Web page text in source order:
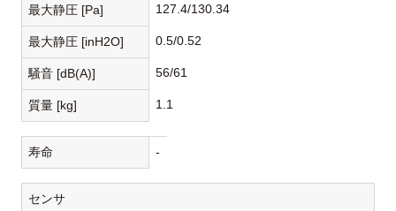
最大静圧 [Pa] 127.4/130.34
最大静圧 [inH2O] 0.5/0.52
騒音 [dB(A)] 56/61
質量 [kg] 1.1
寿命 -
センサ